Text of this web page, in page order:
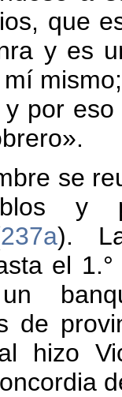
que
y es
por
se
y
237a).
el
de
hizo